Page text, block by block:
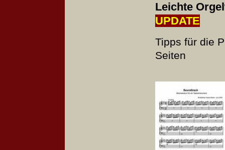
Leichte
UPDATE
Tipps für die
Seiten